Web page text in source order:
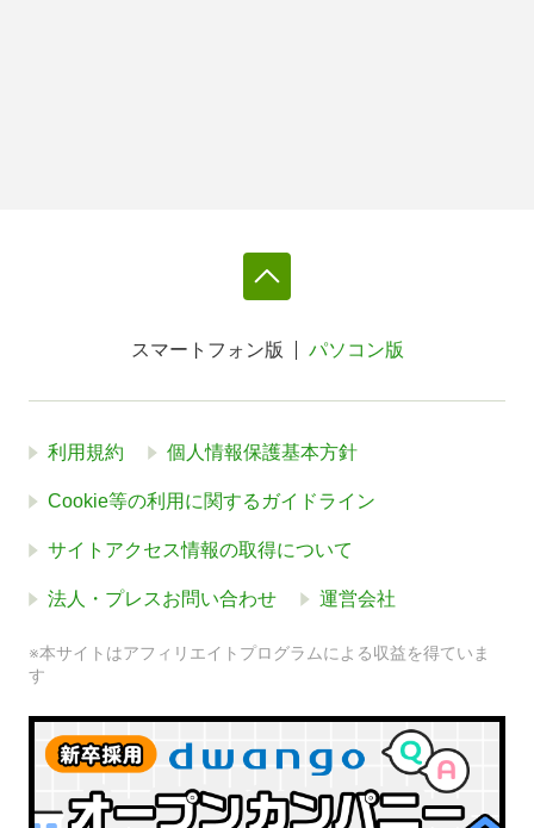
スマートフォン版 パソコン版
利用規約 個人情報保護基本方針
Cookie等の利用に関するガイドライン
サイトアクセス情報の取得について
法人・プレスお問い合わせ 運営会社
※本サイトはアフィリエイトプログラムによる収益を得ていま
す